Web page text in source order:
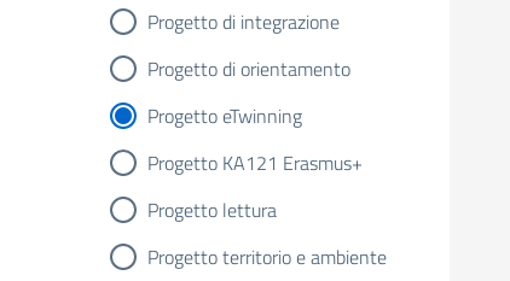
Progetto di integrazione
Progetto di orientamento
Progetto eTwinning
Progetto KA121 Erasmus+
Progetto lettura
Progetto territorio e ambiente